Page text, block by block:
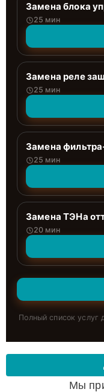
Замена блока
25 мин
Замена реле
25 мин
Замена
25 мин
Замена ТЭНа
20 мин
Полный список услуг
Мы